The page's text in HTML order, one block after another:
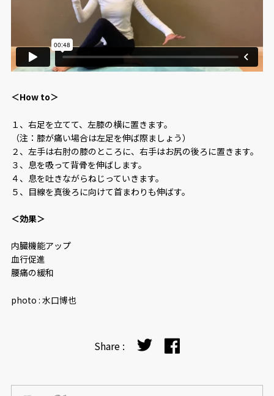
＜How to＞
１、右足を立てて、左膝の横に置きます。
（注：膝が痛い場合は左足を伸ば際ましょう）
２、左手は右肘の膝のところに、右手はお尻の後ろに置きます。
３、息を吸って背骨を伸ばします。
４、息を吐きながらねじっていきます。
５、目線を真後ろに向けて首まわりも伸ばす。
＜効果＞
内臓機能アップ
血行促進
腰痛の緩和
photo : 水口博也
Share :